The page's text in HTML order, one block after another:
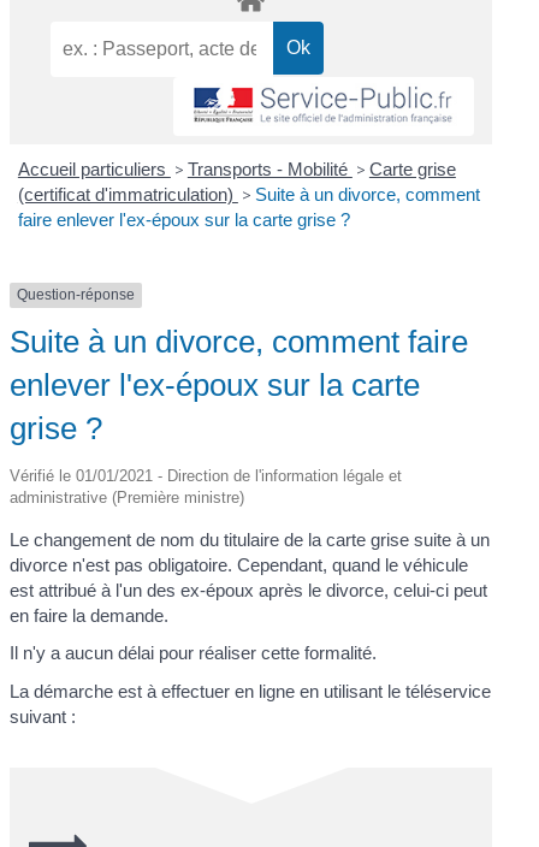
Accueil particuliers > Transports - Mobilité > Carte grise
(certificat d'immatriculation) > Suite à un divorce, comment
faire enlever l'ex-époux sur la carte grise ?
Question-réponse
Suite à un divorce, comment faire
enlever l'ex-époux sur la carte
grise ?
Vérifié le 01/01/2021 - Direction de l'information légale et
administrative (Première ministre)
Le changement de nom du titulaire de la carte grise suite à un
divorce n'est pas obligatoire. Cependant, quand le véhicule
est attribué à l'un des ex-époux après le divorce, celui-ci peut
en faire la demande.
Il n'y a aucun délai pour réaliser cette formalité.
La démarche est à effectuer en ligne en utilisant le téléservice
suivant :